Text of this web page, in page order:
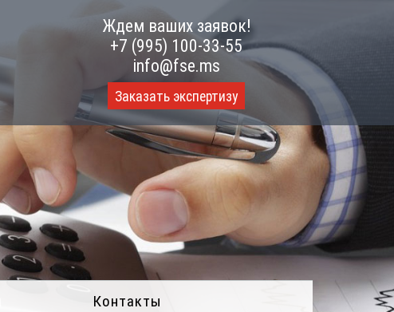
Ждем ваших заявок!
+7 (995) 100-33-55
info@fse.ms
Заказать экспертизу
Контакты